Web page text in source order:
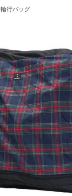
輪行バッグ